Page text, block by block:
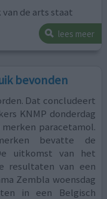
de arts staat
lees meer
bevonden
Dat concludeert
KNMP donderdag
paracetamol.
bevatte de
uitkomst van het
resultaten van een
Zembla woensdag
in een Belgisch